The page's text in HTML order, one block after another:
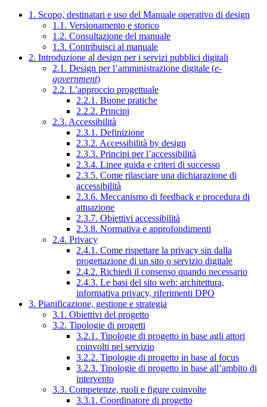
1. Scopo, destinatari e uso del Manuale operativo di design
1.1. Versionamento e storico
1.2. Consultazione del manuale
1.3. Contribuisci al manuale
2. Introduzione al design per i servizi pubblici digitali
2.1. Design per l’amministrazione digitale (e-
government)
2.2. L’approccio progettuale
2.2.1. Buone pratiche
2.2.2. Principi
2.3. Accessibilità
2.3.1. Definizione
2.3.2. Accessibilità by design
2.3.3. Principi per l’accessibilità
2.3.4. Linee guida e criteri di successo
2.3.5. Come rilasciare una dichiarazione di
accessibilità
2.3.6. Meccanismo di feedback e procedura di
attuazione
2.3.7. Obiettivi accessibilità
2.3.8. Normativa e approfondimenti
2.4. Privacy
2.4.1. Come rispettare la privacy sin dalla
progettazione di un sito o servizio digitale
2.4.2. Richiedi il consenso quando necessario
2.4.3. Le basi del sito web: architettura,
informativa privacy, riferimenti DPO
3. Pianificazione, gestione e strategia
3.1. Obiettivi del progetto
3.2. Tipologie di progetti
3.2.1. Tipologie di progetto in base agli attori
coinvolti nel servizio
3.2.2. Tipologie di progetto in base al focus
3.2.3. Tipologie di progetto in base all’ambito di
intervento
3.3. Competenze, ruoli e figure coinvolte
3.3.1. Coordinatore di progetto